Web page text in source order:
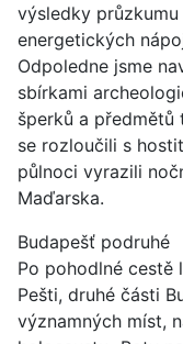
výsledky
energetických
Odpoledne jsme
sbírkami
šperků a předmětů
se rozloučili s
půlnoci vyrazili
Maďarska.
Budapešť podruhé
Po pohodlné cestě
Pešti, druhé části
významných míst,